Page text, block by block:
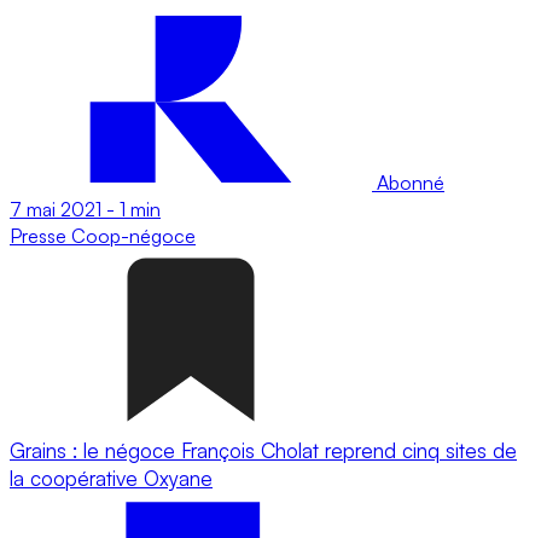
Abonné
7 mai 2021 - 1 min
Presse Coop-négoce
Grains : le négoce François Cholat reprend cinq sites de
la coopérative Oxyane